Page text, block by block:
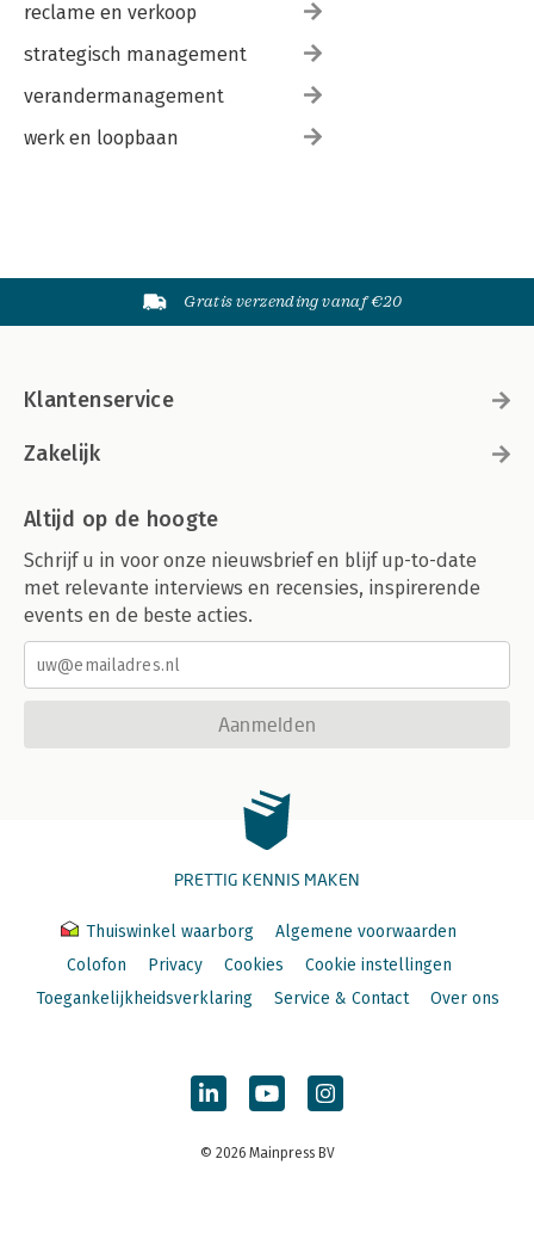
reclame en verkoop
strategisch management
verandermanagement
werk en loopbaan
Gratis verzending vanaf €20
Klantenservice
Zakelijk
Altijd op de hoogte
Schrijf u in voor onze nieuwsbrief en blijf up-to-date
met relevante interviews en recensies, inspirerende
events en de beste acties.
Aanmelden
PRETTIG KENNIS MAKEN
Thuiswinkel waarborg
Algemene voorwaarden
Colofon
Privacy Cookies
Cookie instellingen
Toegankelijkheidsverklaring
Service & Contact Over ons
© 2026 Mainpress BV